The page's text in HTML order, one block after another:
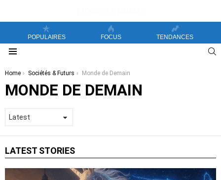
POPULAIRES FOCUS TENDANCES
You are here:
Home Sociétés & Futurs Monde de Demain
MONDE DE DEMAIN
LATEST STORIES